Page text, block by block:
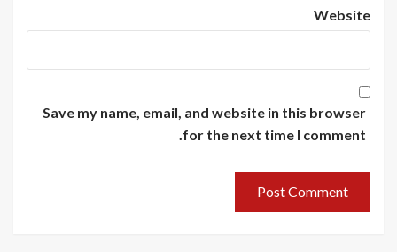
Website
Save my name, email, and website in this browser
for the next time I comment.